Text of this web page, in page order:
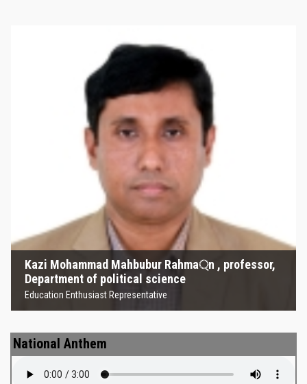
Kazi Mohammad Mahbubur Rahma্‌n , professor,
Department of political science
Education Enthusiast Representative
Kazi Mohammad Mahbubur
Rahma্‌n , professor, Department
of political science
Education Enthusiast Representative
National Anthem